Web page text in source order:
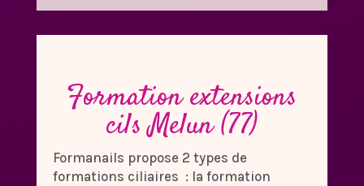
Formation extensions
cils Melun (77)
Formanails propose 2 types de
formations ciliaires : la formation